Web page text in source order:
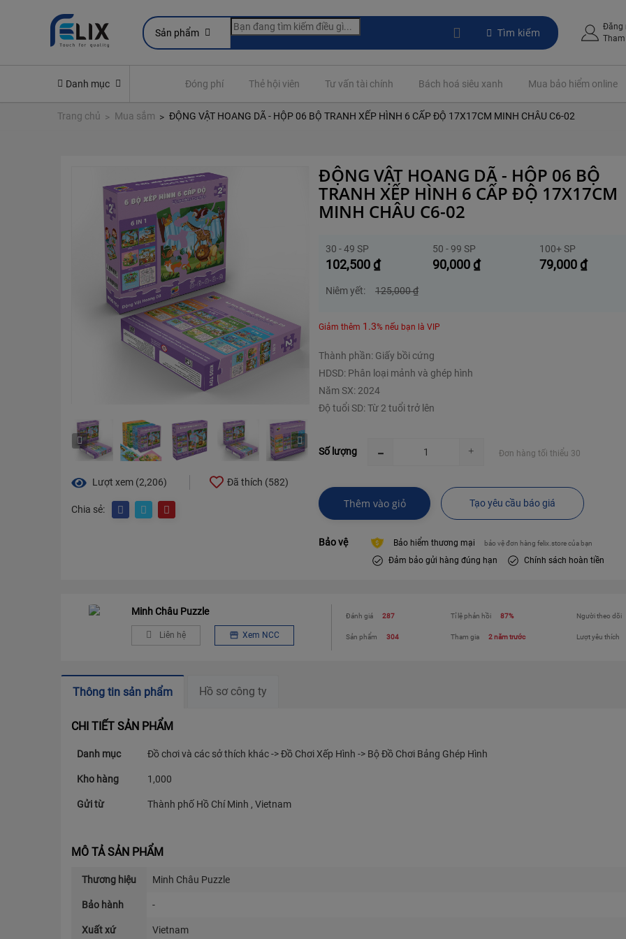
Sản phẩm Tìm kiếm
Đăng
Danh mục
Yêu cầu quyền lợi bảo hiểm Đóng phí Thẻ hội viên Tư vấn tài chính Bách hoá siêu xanh Mua bảo hiểm online
Trang chủ Mua sắm ĐỘNG VẬT HOANG DÃ - HỘP 06 BỘ TRANH XẾP HÌNH 6 CẤP ĐỘ 17X17CM MINH CHÂU C6-02
Lượt xem (2,206) Đã thích (582)
Chia sẻ:
ĐỘNG VẬT HOANG DÃ - HỘP 06 BỘ
TRANH XẾP HÌNH 6 CẤP ĐỘ 17X17CM
MINH CHÂU C6-02
102,500 ₫
30 - 49 SP
90,000 ₫
50 - 99 SP
79,000 ₫
100+ SP
Niêm yết: 125,000₫
Giảm thêm 1.3% nếu bạn là VIP
Thành phần: Giấy bồi cứng
HDSD: Phân loại mảnh và ghép hình
Năm SX: 2024
Độ tuổi SD: Từ 2 tuổi trở lên
Số lượng Đơn hàng tối thiểu 30
Thêm vào giỏ Tạo yêu cầu báo giá
Bảo vệ Bảo hiểm thương mại bảo vệ đơn hàng felix.store của bạn
Đảm bảo gửi hàng đúng hạn Chính sách hoàn tiền
Minh Châu Puzzle
Liên hệ Xem NCC
Đánh giá 287
Sản phẩm 304
Tỉ lệ phản hồi 87%
Tham gia 2 năm trước
Người theo dõi
Lượt yêu thích
Thông tin sản phẩm Hồ sơ công ty
CHI TIẾT SẢN PHẨM
Danh mục Đồ chơi và các sở thích khác -> Đồ Chơi Xếp Hình -> Bộ Đồ Chơi Bảng Ghép Hình
Kho hàng 1,000
Gửi từ Thành phố Hồ Chí Minh , Vietnam
MÔ TẢ SẢN PHẨM
Thương hiệu Minh Châu Puzzle
Bảo hành -
Xuất xứ Vietnam